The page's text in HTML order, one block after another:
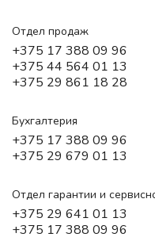
Отдел продаж
+375 17 388 09 96
+375 44 564 01 13
+375 29 861 18 28
Бухгалтерия
+375 17 388 09 96
+375 29 679 01 13
Отдел гарантии и
+375 29 641 01 13
+375 17 388 09 96